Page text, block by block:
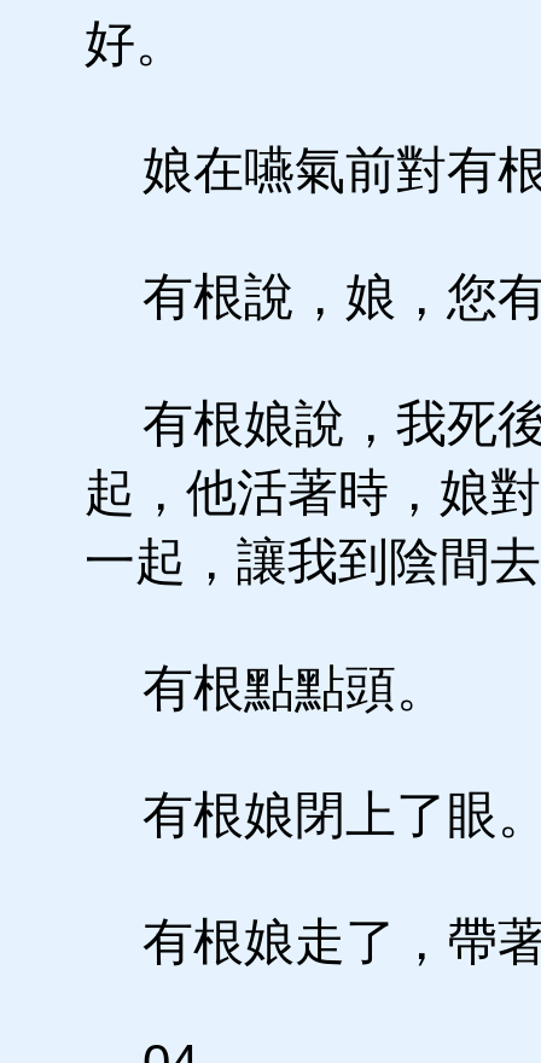
好。
娘在嚥氣前對有
有根說，娘，您
有根娘說，我死
起，他活著時，娘
一起，讓我到陰間
有根點點頭。
有根娘閉上了眼
有根娘走了，帶